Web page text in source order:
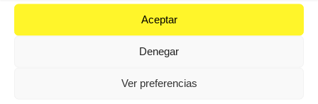
Aceptar
Denegar
Ver preferencias
30,13€ IVA
incluido